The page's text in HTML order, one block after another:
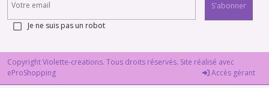
S'abonner
Je ne suis pas un robot
Copyright Violette-creations. Tous droits réservés. Site réalisé avec
eProShopping
Accès gérant